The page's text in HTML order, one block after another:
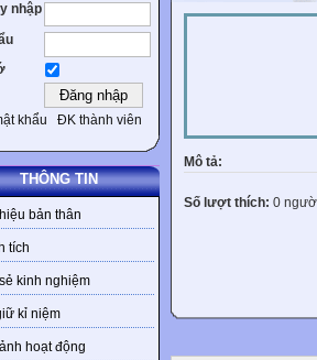
nhập
khẩu ĐK thành viên
THÔNG TIN
bản thân
tích
kinh nghiệm
kỉ niệm
hoạt động
Mô tả:
Số lượt thích: 0